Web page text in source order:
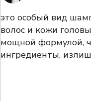
это особый вид
волос и кожи
мощной формулой,
ингредиенты,